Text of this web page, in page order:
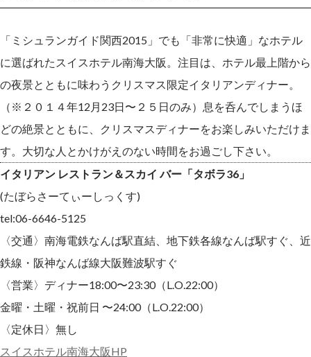
「ミシュランガイド関西2015」でも「非常に快適」なホテル
に選ばれたスイスホテル南海大阪。注目は、ホテル最上階から
の夜景とともに味わうクリスマス限定イタリアンディナー。
（※２０１４年12月23日〜２５日のみ）息を呑んでしまうほ
どの絶景とともに、クリスマスディナーをお楽しみいただけま
す。大切な人とかけがえのない時間をお過ごし下さい。
イタリアン レストラン＆スカイ バー「タボラ36」
(たぼらさーてぃーしっくす)
tel:06-6646-5125
〈交通〉南海電鉄なんば駅直結、地下鉄各線なんば駅すぐ、近
鉄線・阪神なんば線大阪難波駅すぐ
〈営業〉ディナー18:00〜23:30（L.O.22:00）
金曜・土曜・祝前日 〜24:00（L.O.22:00）
〈定休日〉無し
スイスホテル南海大阪HP